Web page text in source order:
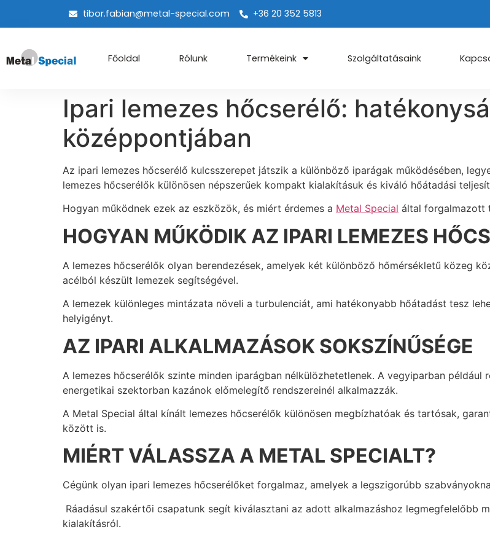
tibor.fabian@metal-special.com +36 20 352 5813
Főoldal Rólunk Termékeink Szolgáltatásaink
Ipari lemezes hőcserélő:
középpontjában
Az ipari lemezes hőcserélő kulcsszerepet játszik a különböző iparágak működésében,
lemezes hőcserélők különösen népszerűek kompakt kialakításuk és kiváló hőátadási
Hogyan működnek ezek az eszközök, és miért érdemes a Metal Special által forgalmazott
HOGYAN MŰKÖDIK AZ IPARI LEMEZES
A lemezes hőcserélők olyan berendezések, amelyek két különböző hőmérsékletű közeg
acélból készült lemezek segítségével.
A lemezek különleges mintázata növeli a turbulenciát, ami hatékonyabb hőátadást tesz
helyigényt.
AZ IPARI ALKALMAZÁSOK SOKSZÍNŰSÉGE
A lemezes hőcserélők szinte minden iparágban nélkülözhetetlenek. A vegyiparban
energetikai szektorban kazánok előmelegítő rendszereinél alkalmazzák.
A Metal Special által kínált lemezes hőcserélők különösen megbízhatóak és tartósak,
között is.
MIÉRT VÁLASSZA A METAL SPECIALT?
Cégünk olyan ipari lemezes hőcserélőket forgalmaz, amelyek a legszigorúbb
Ráadásul szakértői csapatunk segít kiválasztani az adott alkalmazáshoz legmegfelelőbb
kialakításról.